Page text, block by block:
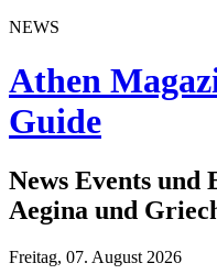
NEWS
Athen
Guide
News Events und
Aegina und
Freitag, 07. August 2026